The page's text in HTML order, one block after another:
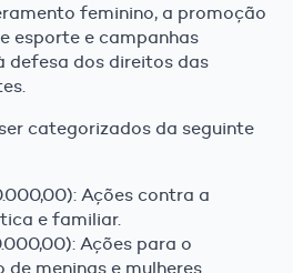
feminino, a promoção
esporte e campanhas
defesa dos direitos das
categorizados da seguinte
Ações contra a
e familiar.
Ações para o
meninas e mulheres.